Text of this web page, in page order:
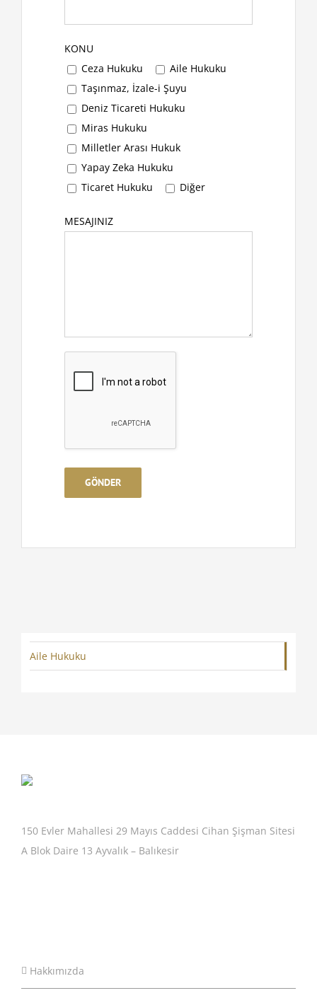
KONU
Ceza Hukuku
Aile Hukuku
Taşınmaz, İzale-i Şuyu
Deniz Ticareti Hukuku
Miras Hukuku
Milletler Arası Hukuk
Yapay Zeka Hukuku
Ticaret Hukuku
Diğer
MESAJINIZ
Aile Hukuku
150 Evler Mahallesi 29 Mayıs Caddesi Cihan Şişman Sitesi
A Blok Daire 13 Ayvalık – Balıkesir
Hakkımızda